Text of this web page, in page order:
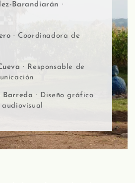
Barandiarán ·
· Coordinadora de
· Responsable de
Barreda · Diseño gráfico